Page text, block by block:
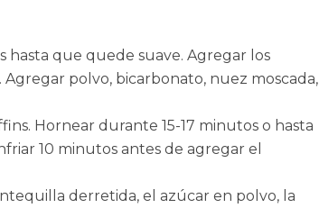
hasta que quede suave. Agregar los
polvo, bicarbonato, nuez moscada,
Hornear durante 15-17 minutos o hasta
10 minutos antes de agregar el
derretida, el azúcar en polvo, la